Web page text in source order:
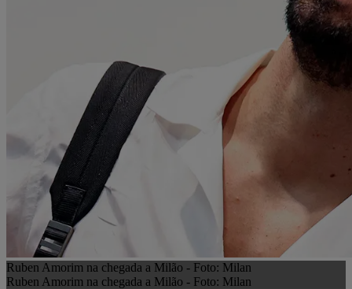
Ruben Amorim na chegada a Milão - Foto: Milan
Ruben Amorim na chegada a Milão - Foto: Milan